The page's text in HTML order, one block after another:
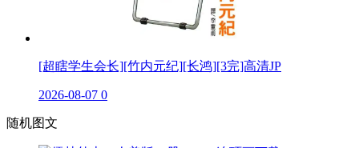
[超瞎学生会长][竹内元纪][长鸿][3完]高清JP
2026-08-07 0
随机图文